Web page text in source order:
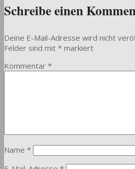
Schreibe einen
Deine E-Mail-Adresse wird nicht
Felder sind mit * markiert
Kommentar *
Name *